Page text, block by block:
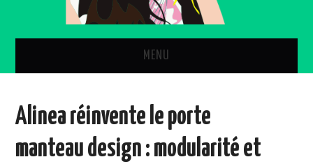
MENU
DIVERS
Alinea réinvente le porte
manteau design : modularité et